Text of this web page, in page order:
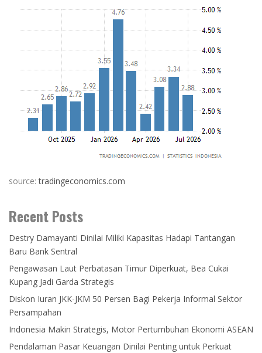
source:tradingeconomics.com
Recent Posts
Destry Damayanti Dinilai Miliki Kapasitas Hadapi Tantangan
Baru Bank Sentral
Pengawasan Laut Perbatasan Timur Diperkuat, Bea Cukai
Kupang Jadi Garda Strategis
Diskon Iuran JKK-JKM 50 Persen Bagi Pekerja Informal Sektor
Persampahan
Indonesia Makin Strategis, Motor Pertumbuhan Ekonomi ASEAN
Pendalaman Pasar Keuangan Dinilai Penting untuk Perkuat